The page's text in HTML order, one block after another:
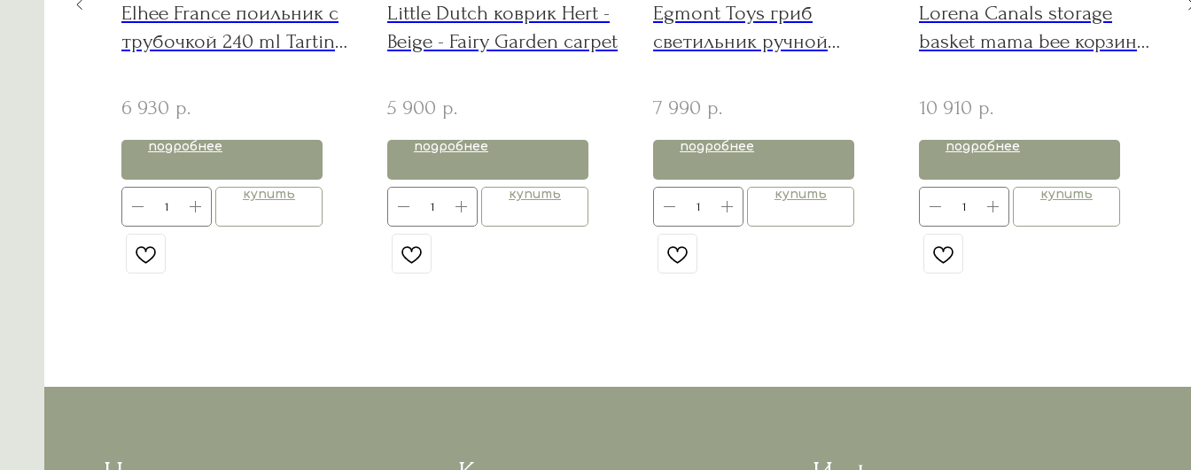
Elhee France поильник с
трубочкой 240 ml Tartine
Bleu 9m+
6 930 р.
подробнее
купить
Little Dutch коврик Hert -
Beige - Fairy Garden carpet
5 900 р.
подробнее
купить
Egmont Toys гриб
светильник ручной
7 990 р.
подробнее
купить
Lorena Canals storage
basket mama bee корзина
10 910 р.
подробнее
купить